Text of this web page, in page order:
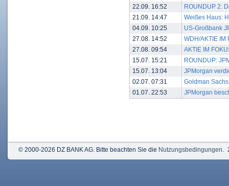
22.09. 16:52
ROUNDUP 2:
21.09. 14:47
Weißes Haus:
04.09. 10:25
US-Großbank
27.08. 14:52
WDH/AKTIE IM
27.08. 09:54
AKTIE IM
15.07. 15:21
ROUNDUP:
15.07. 13:04
JPMorgan
02.07. 07:31
Goldman
01.07. 22:53
JPMorgan
© 2000-2026 DZ BANK AG. Bitte beachten Sie die Nutzungsbedingungen.